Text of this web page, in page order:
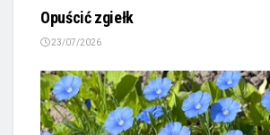
Opuścić zgiełk
23/07/2026